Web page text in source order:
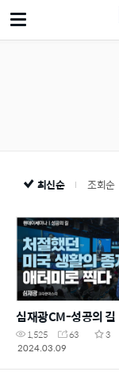
최신순 조회순
심재광CM-성공의 길
1,525 63
3
2024.03.09